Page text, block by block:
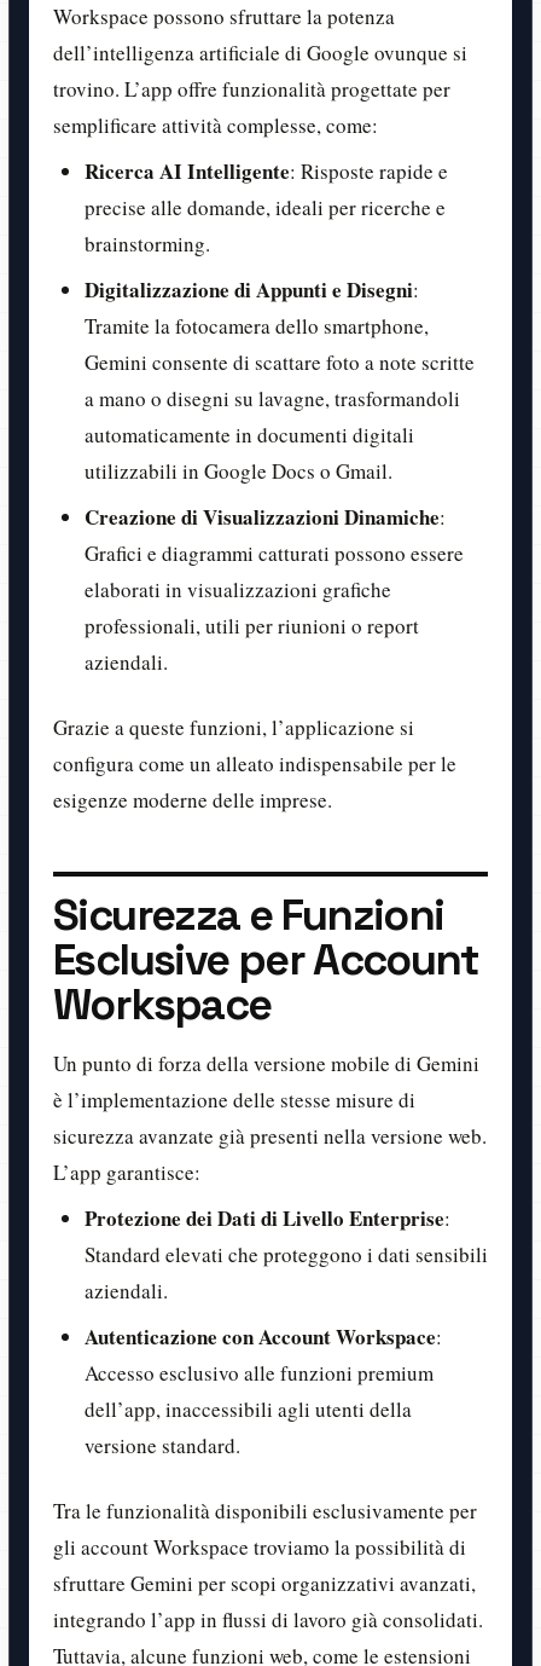
Workspace possono sfruttare la potenza
dell’intelligenza artificiale di Google ovunque si
trovino. L’app offre funzionalità progettate per
semplificare attività complesse, come:
Ricerca AI Intelligente: Risposte rapide e
precise alle domande, ideali per ricerche e
brainstorming.
Digitalizzazione di Appunti e Disegni:
Tramite la fotocamera dello smartphone,
Gemini consente di scattare foto a note scritte
a mano o disegni su lavagne, trasformandoli
automaticamente in documenti digitali
utilizzabili in Google Docs o Gmail.
Creazione di Visualizzazioni Dinamiche:
Grafici e diagrammi catturati possono essere
elaborati in visualizzazioni grafiche
professionali, utili per riunioni o report
aziendali.
Grazie a queste funzioni, l’applicazione si
configura come un alleato indispensabile per le
esigenze moderne delle imprese.
Sicurezza e Funzioni
Esclusive per Account
Workspace
Un punto di forza della versione mobile di Gemini
è l’implementazione delle stesse misure di
sicurezza avanzate già presenti nella versione web.
L’app garantisce:
Protezione dei Dati di Livello Enterprise:
Standard elevati che proteggono i dati sensibili
aziendali.
Autenticazione con Account Workspace:
Accesso esclusivo alle funzioni premium
dell’app, inaccessibili agli utenti della
versione standard.
Tra le funzionalità disponibili esclusivamente per
gli account Workspace troviamo la possibilità di
sfruttare Gemini per scopi organizzativi avanzati,
integrando l’app in flussi di lavoro già consolidati.
Tuttavia, alcune funzioni web, come le estensioni